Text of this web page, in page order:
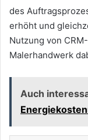
des
erhöht und
Nutzung von
Malerhandwerk
Auch